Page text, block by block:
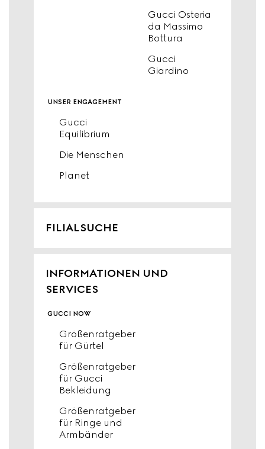
Gucci Osteria
da Massimo
Bottura
Gucci
Giardino
unser engagement
Gucci
Equilibrium
Die Menschen
Planet
FILIALSUCHE
INFORMATIONEN UND
SERVICES
gucci now
Größenratgeber
für Gürtel
Größenratgeber
für Gucci
Bekleidung
Größenratgeber
für Ringe und
Armbänder